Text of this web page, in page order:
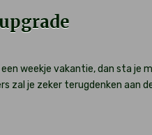
weekje vakantie, dan sta je
zal je zeker terugdenken aan